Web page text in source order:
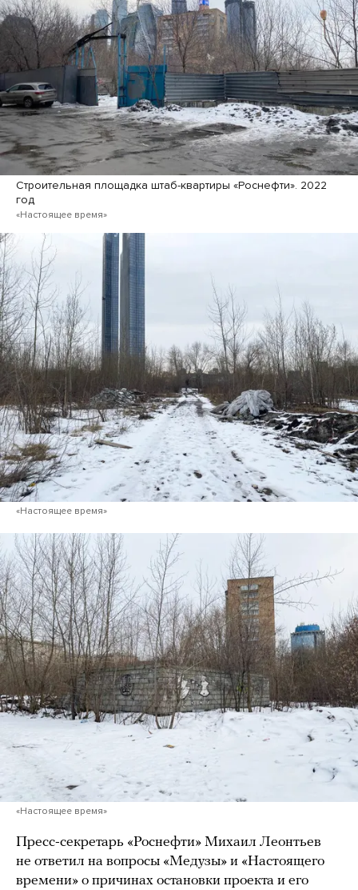
Строительная площадка штаб-квартиры «Роснефти». 2022
год
«Настоящее время»
«Настоящее время»
«Настоящее время»
Пресс-секретарь «Роснефти» Михаил Леонтьев
не ответил на вопросы «Медузы» и «Настоящего
времени» о причинах остановки проекта и его